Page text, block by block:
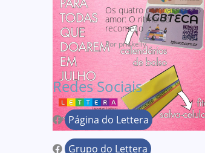
Os quatro compassos do
amor: O ritmo do
recomeço
Por priskelly
Redes Sociais
Página do Lettera
Grupo do Lettera